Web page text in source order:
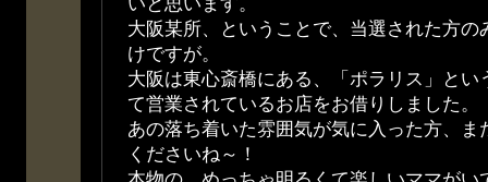
大阪某所、ということで、当選された方の
けですが。
大阪は東心斎橋にある、「ポラリス」とい
て営業されているお店をお借りしました。
あの落ち着いた雰囲気が気に入った方、ま
くださいね～！